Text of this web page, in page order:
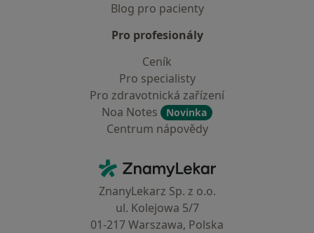
Blog pro pacienty
Pro profesionály
Ceník
Pro specialisty
Pro zdravotnická zařízení
Noa Notes
Novinka
Centrum nápovědy
ZnamyLekar - Hlavní stránka
ZnanyLekarz Sp. z o.o.
ul. Kolejowa 5/7
01-217 Warszawa, Polska